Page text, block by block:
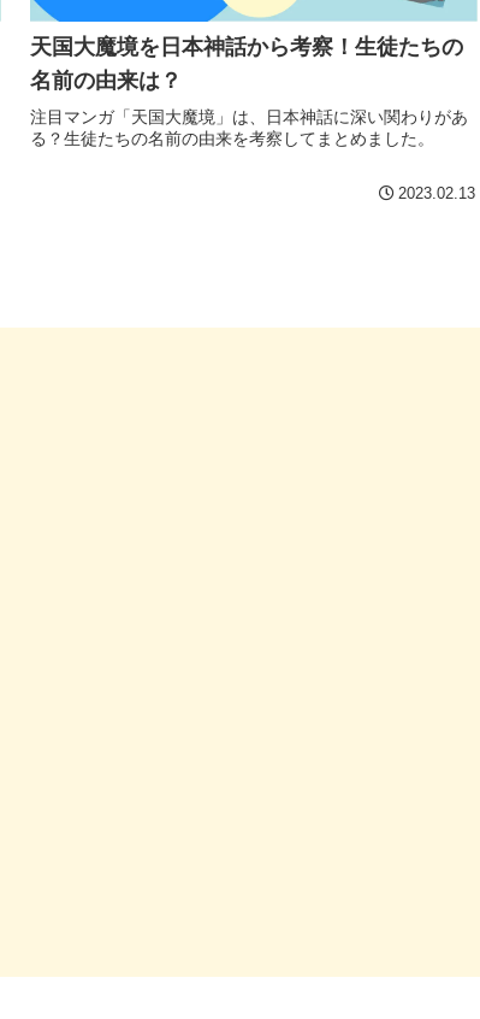
天国大魔境を日本神話から考察！生徒たちの
名前の由来は？
注目マンガ「天国大魔境」は、日本神話に深い関わりがあ
る？生徒たちの名前の由来を考察してまとめました。
2023.02.13